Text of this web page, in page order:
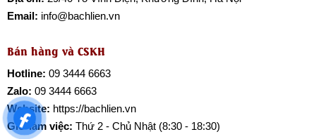
Email: info@bachlien.vn
Bán hàng và CSKH
Hotline: 09 3444 6663
Zalo: 09 3444 6663
Website: https://bachlien.vn
Giờ làm việc: Thứ 2 - Chủ Nhật (8:30 - 18:30)